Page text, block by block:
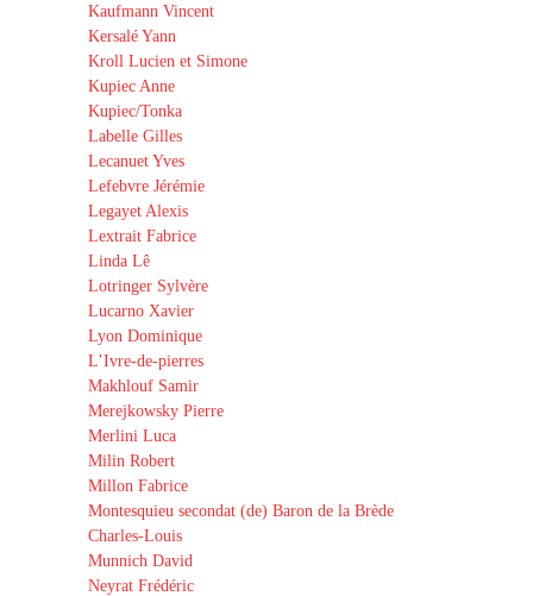
Kaufmann Vincent
Kersalé Yann
Kroll Lucien et Simone
Kupiec Anne
Kupiec/Tonka
Labelle Gilles
Lecanuet Yves
Lefebvre Jérémie
Legayet Alexis
Lextrait Fabrice
Linda Lê
Lotringer Sylvère
Lucarno Xavier
Lyon Dominique
L’Ivre-de-pierres
Makhlouf Samir
Merejkowsky Pierre
Merlini Luca
Milin Robert
Millon Fabrice
Montesquieu secondat (de) Baron de la Brède
Charles-Louis
Munnich David
Neyrat Frédéric